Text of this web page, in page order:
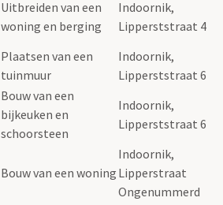
Uitbreiden van een
woning en berging
Indoornik,
Lipperststraat 4
Plaatsen van een
tuinmuur
Indoornik,
Lipperststraat 6
Bouw van een
bijkeuken en
schoorsteen
Indoornik,
Lipperststraat 6
Bouw van een woning
Indoornik,
Lipperstraat
Ongenummerd